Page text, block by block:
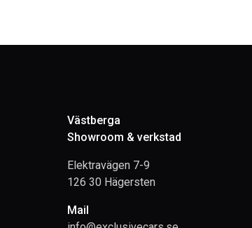
Västberga
Showroom & verkstad
Elektravägen 7-9
126 30 Hägersten
Mail